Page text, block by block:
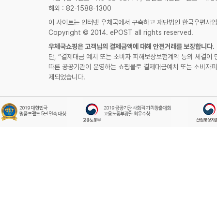
해외 : 82-1588-1300
이 사이트는 인터넷 우체국에서 구축하고 재단법인 한국우편사
Copyright © 2014. ePOST all rights reserved.
우체국쇼핑은 고객님의 결제금액에 대해 안전거래를 보장합니다.
단, “결제대금 예치 또는 소비자 피해보상보험계약 등의 체결이
따른 공공기관이 운영하는 쇼핑몰로 결제대금예치 또는 소비자
제되었습니다.